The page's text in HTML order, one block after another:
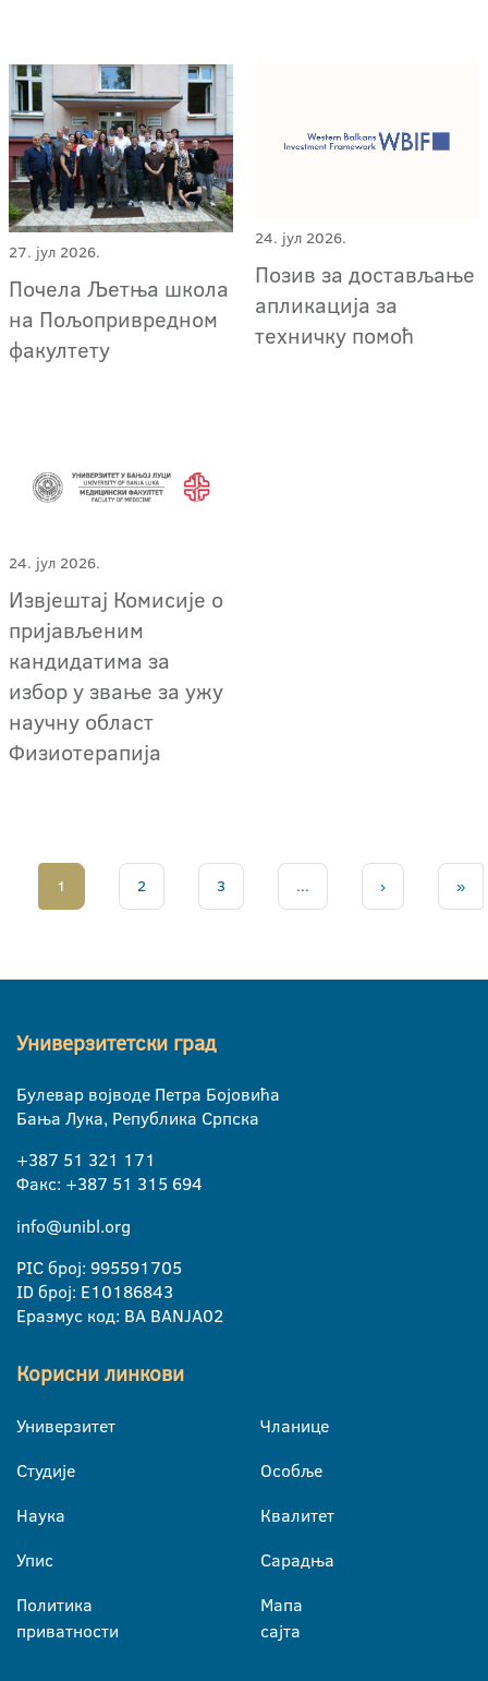
27. јул 2026.
Почела Љетња школа
на Пољопривредном
факултету
24. јул 2026.
Позив за достављање
апликација за
техничку помоћ
24. јул 2026.
Извјештај Комисије о
пријављеним
кандидатима за
избор у звање за ужу
научну област
Физиотерапија
1 2 3 ... › »
Универзитетски град
Булевар војводе Петра Бојовића
Бања Лука, Република Српска
+387 51 321 171
Факс: +387 51 315 694
info@unibl.org
PIC број: 995591705
ID број: E10186843
Еразмус код: BA BANJA02
Корисни линкови
Универзитет
Студије
Наука
Упис
Политика
приватности
Чланице
Особље
Квалитет
Сарадња
Мапа
сајта